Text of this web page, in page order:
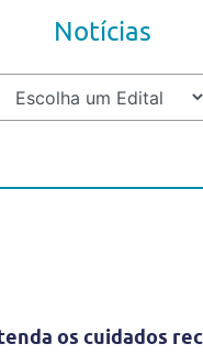
Notícias
os cuidados